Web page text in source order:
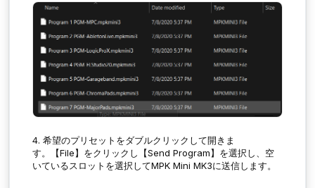
4. 希望のプリセット をダブルクリックして開きま
す。
【File】をクリックし 【Send Program】 を選択し、空
いているスロットを選択してMPK Mini MK3に送信します。